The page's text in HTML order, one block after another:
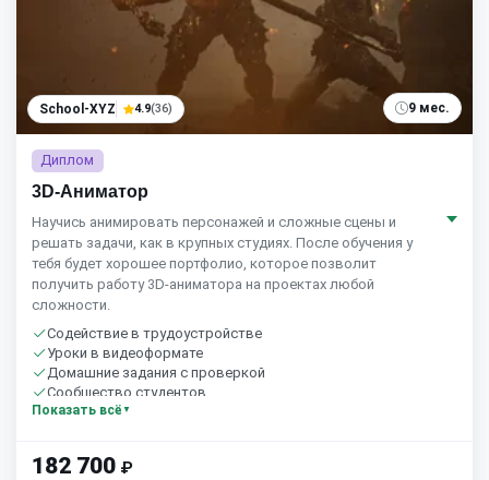
School-XYZ 4.9(36) 9 мес.
Диплом
3D-Аниматор
Научись анимировать персонажей и сложные сцены и
решать задачи, как в крупных студиях. После обучения у
тебя будет хорошее портфолио, которое позволит
получить работу 3D-аниматора на проектах любой
сложности.
Содействие в трудоустройстве
Уроки в видеоформате
Домашние задания с проверкой
Сообщество студентов
Показать всё
182 700 ₽